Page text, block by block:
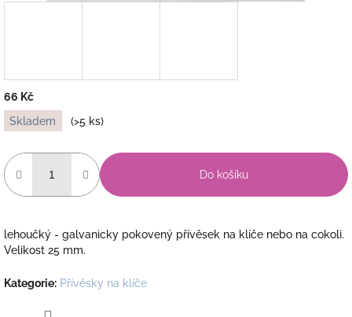
66 Kč
Měrná
cena:
Skladem (>5 ks)
Do košíku
lehoučký - galvanicky pokovený přívěsek na klíče nebo na cokoli.
Velikost 25 mm.
Kategorie: Přívěsky na klíče